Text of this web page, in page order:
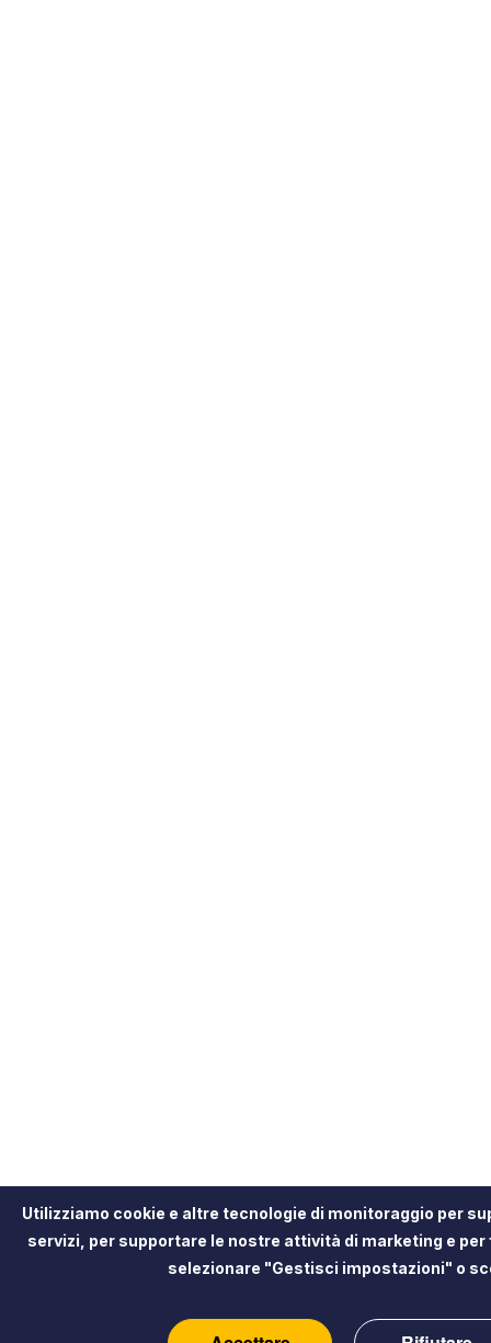
Utilizziamo cookie e altre tecnologie di monitoraggio per
servizi, per supportare le nostre attività di marketing e
selezionare "Gestisci impostazioni" o